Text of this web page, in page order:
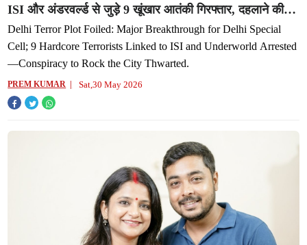
ISI और अंडरवर्ल्ड से जुड़े 9 खूंखार आतंकी गिरफ्तार, दहलाने की थी
साजिश
Delhi Terror Plot Foiled: Major Breakthrough for Delhi Special
Cell; 9 Hardcore Terrorists Linked to ISI and Underworld Arrested
—Conspiracy to Rock the City Thwarted.
PREM KUMAR Sat,30 May 2026